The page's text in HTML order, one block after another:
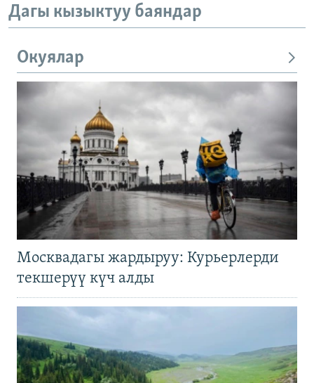
Дагы кызыктуу баяндар
Окуялар
Москвадагы жардыруу: Курьерлерди
текшерүү күч алды